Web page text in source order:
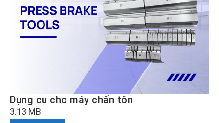
Dụng cụ cho máy chấn tôn
3.13 MB